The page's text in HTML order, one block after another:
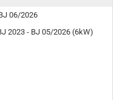
06/2026
2023 - BJ 05/2026 (6kW)